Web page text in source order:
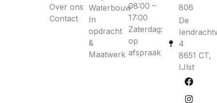
Over ons
Contact
Waterbouw
In
opdracht
&
Maatwerk
08:00 –
17:00
Zaterdag:
op
afspraak
806
De
4
8651 CT,
IJlst